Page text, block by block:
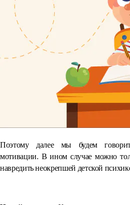
Поэтому далее мы будем
мотивации. В ином случае можно
навредить неокрепшей детской